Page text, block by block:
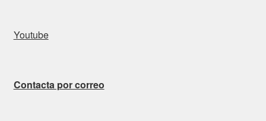
Youtube
Contacta por correo